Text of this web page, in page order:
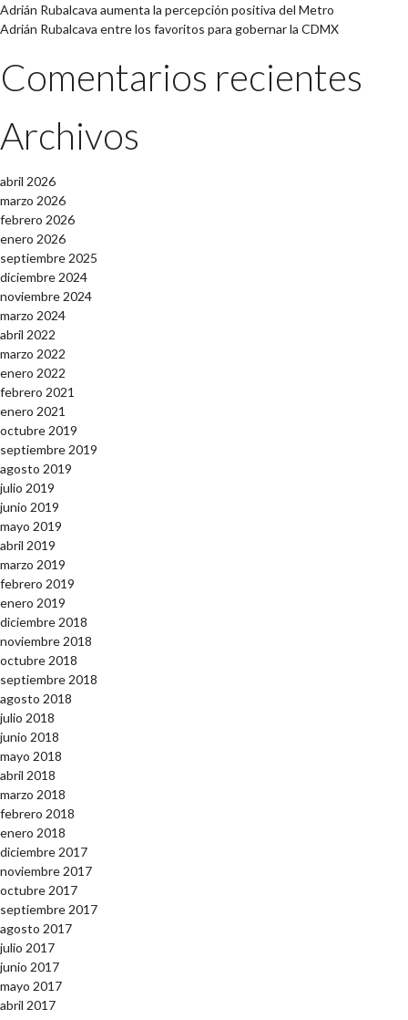
Adrián Rubalcava aumenta la percepción positiva del Metro
Adrián Rubalcava entre los favoritos para gobernar la CDMX
Comentarios recientes
Archivos
abril 2026
marzo 2026
febrero 2026
enero 2026
septiembre 2025
diciembre 2024
noviembre 2024
marzo 2024
abril 2022
marzo 2022
enero 2022
febrero 2021
enero 2021
octubre 2019
septiembre 2019
agosto 2019
julio 2019
junio 2019
mayo 2019
abril 2019
marzo 2019
febrero 2019
enero 2019
diciembre 2018
noviembre 2018
octubre 2018
septiembre 2018
agosto 2018
julio 2018
junio 2018
mayo 2018
abril 2018
marzo 2018
febrero 2018
enero 2018
diciembre 2017
noviembre 2017
octubre 2017
septiembre 2017
agosto 2017
julio 2017
junio 2017
mayo 2017
abril 2017